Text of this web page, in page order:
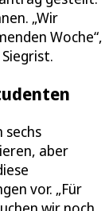
„Wir
Woche“,
sechs
aber
vor. „Für